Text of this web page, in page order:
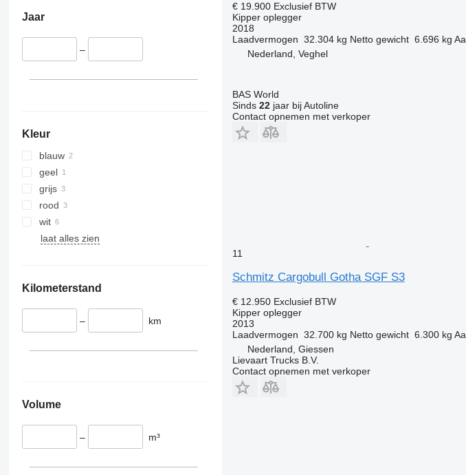
Jaar
–
Kleur
blauw
geel
grijs
rood
wit
laat alles zien
Kilometerstand
– km
Volume
– m³
€ 19.900 Exclusief BTW
Kipper oplegger
2018
Laadvermogen 32.304 kg Netto gewicht 6.696 kg
Nederland, Veghel
BAS World
Sinds 22jaar bij Autoline
Contact opnemen met verkoper
11
Schmitz Cargobull Gotha SGF S3
€ 12.950 Exclusief BTW
Kipper oplegger
2013
Laadvermogen 32.700 kg Netto gewicht 6.300 kg
Nederland, Giessen
Lievaart Trucks B.V.
Contact opnemen met verkoper